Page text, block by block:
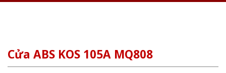
Cửa ABS KOS 105A MQ808